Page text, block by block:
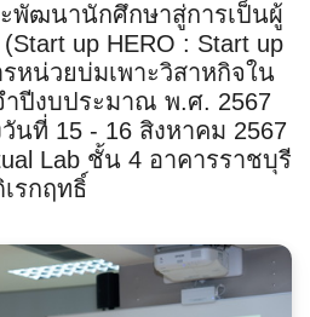
ะพัฒนานักศึกษาสู่การเป็นผู้
up HERO : Start up
รหน่วยบ่มเพาะวิสาหกิจใน
ปีงบประมาณ พ.ศ. 2567
นที่ 15 - 16 สิงหาคม 2567
Lab ชั้น 4 อาคารราชบุรี
เรกฤทธิ์